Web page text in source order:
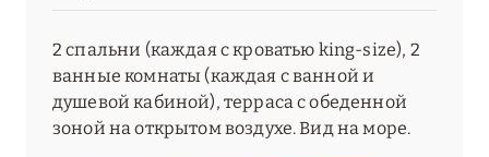
2 спальни (каждая с кроватью king-size), 2
ванные комнаты (каждая с ванной и
душевой кабиной), терраса с обеденной
зоной на открытом воздухе. Вид на море.